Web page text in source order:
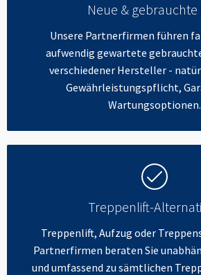
Neue & gebrauchte
Unsere Partnerfirmen führen
aufwendig gewartete
verschiedener Hersteller -
Gewährleistungspflicht,
Wartungsoptionen.
Treppenlift-
Treppenlift, Aufzug oder
Partnerfirmen beraten Sie
und umfassend zu sämtlichen